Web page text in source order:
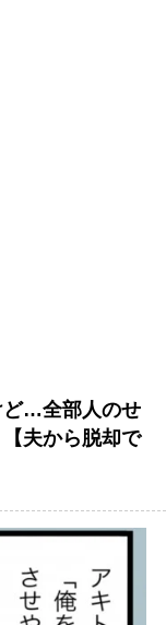
ど…全部人のせ
夫から脱却で